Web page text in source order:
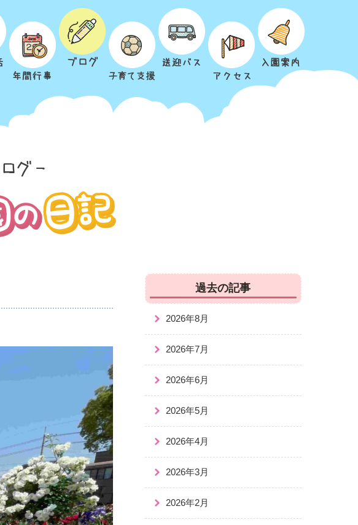
過去の記事
2026年8月
2026年7月
2026年6月
2026年5月
2026年4月
2026年3月
2026年2月